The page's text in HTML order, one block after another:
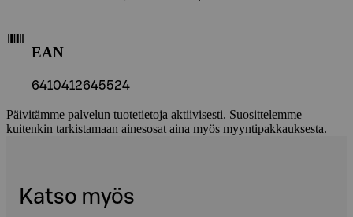
EAN
6410412645524
Päivitämme palvelun tuotetietoja aktiivisesti. Suosittelemme
kuitenkin tarkistamaan ainesosat aina myös myyntipakkauksesta.
Katso myös